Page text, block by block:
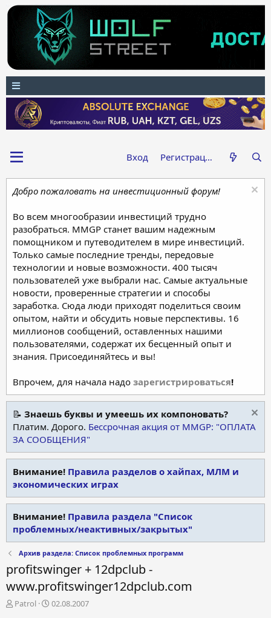
Вход Регистрация
Добро пожаловать на инвестиционный форум!
Во всем многообразии инвестиций трудно
разобраться. MMGP станет вашим надежным
помощником и путеводителем в мире инвестиций.
Только самые последние тренды, передовые
технологии и новые возможности. 400 тысяч
пользователей уже выбрали нас. Самые актуальные
новости, проверенные стратегии и способы
заработка. Сюда люди приходят поделиться своим
опытом, найти и обсудить новые перспективы. 16
миллионов сообщений, оставленных нашими
пользователями, содержат их бесценный опыт и
знания. Присоединяйтесь и вы!
Впрочем, для начала надо зарегистрироваться!
📝 Знаешь буквы и умеешь их компоновать?
Платим. Дорого. Бессрочная акция от MMGP: "ОПЛАТА
ЗА СООБЩЕНИЯ"
Внимание! Правила разделов о хайпах, МЛМ и
экономических играх
Внимание! Правила раздела "Список
проблемных/неактивных/закрытых"
Архив раздела: Список проблемных программ
profitswinger + 12dpclub -
www.profitswinger12dpclub.com
А
Patrol
Д
02.08.2007